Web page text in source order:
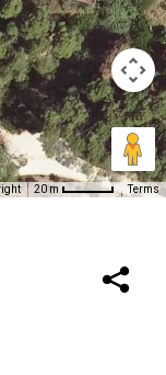
20 m Terms